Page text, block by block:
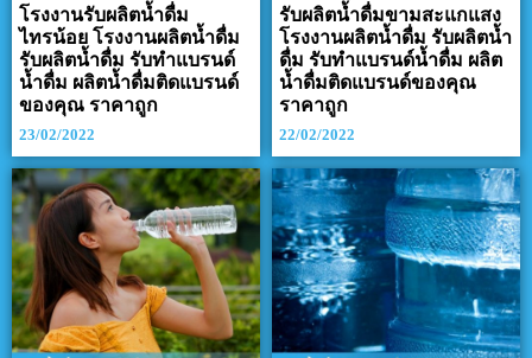
โรงงานรับผลิตน้ำดื่ม
ไทรน้อย โรงงานผลิตน้ำดื่ม
รับผลิตน้ำดื่ม รับทำแบรนด์
น้ำดื่ม ผลิตน้ำดื่มติดแบรนด์
ของคุณ ราคาถูก
23/02/2022
รับผลิตน้ำดื่มขามสะแกแสง
โรงงานผลิตน้ำดื่ม รับผลิตน้ำ
ดื่ม รับทำแบรนด์น้ำดื่ม ผลิต
น้ำดื่มติดแบรนด์ของคุณ
ราคาถูก
22/02/2022